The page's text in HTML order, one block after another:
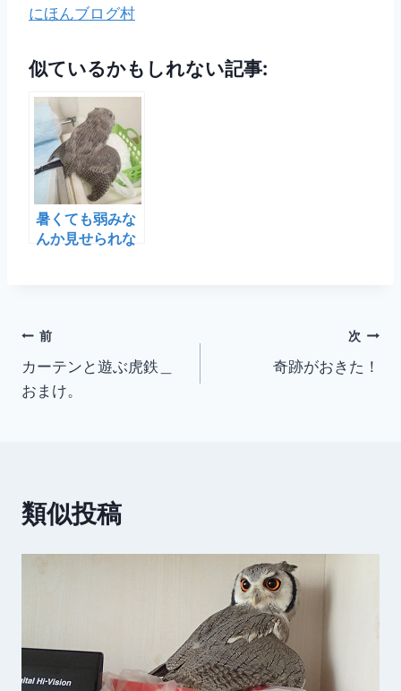
にほんブログ村
似ているかもしれない記事:
暑くても弱みな
んか見せられな
投
稿
ー
シ
ン
前
カーテンと遊ぶ虎鉄＿
おまけ。
次
奇跡がおきた！
類似投稿